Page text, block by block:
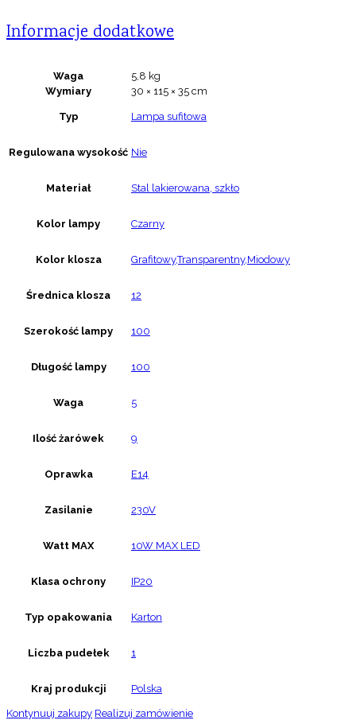
Informacje dodatkowe
Waga
5,8 kg
Wymiary
30 × 115 × 35 cm
Typ Lampa sufitowa
Regulowana wysokość Nie
Materiał Stal lakierowana, szkło
Kolor lampy Czarny
Kolor klosza Grafitowy,Transparentny,Miodowy
Średnica klosza 12
Szerokość lampy 100
Długość lampy 100
Waga 5
Ilość żarówek 9
Oprawka E14
Zasilanie 230V
Watt MAX 10W MAX LED
Klasa ochrony IP20
Typ opakowania Karton
Liczba pudełek 1
Kraj produkcji Polska
Kontynuuj zakupy Realizuj zamówienie